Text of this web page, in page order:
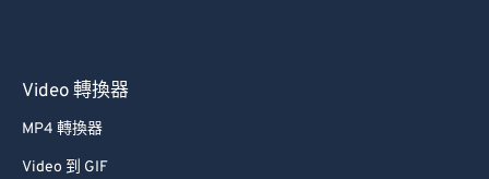
Video 轉換器
MP4 轉換器
Video 到 GIF